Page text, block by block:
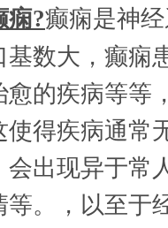
痫?癫痫是神
基数大，癫痫
的疾病等等
得疾病通常
会出现异于常
。，以至于